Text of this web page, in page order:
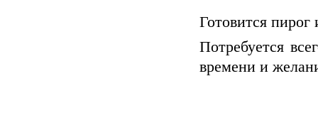
Готовится пирог
Потребуется
времени и